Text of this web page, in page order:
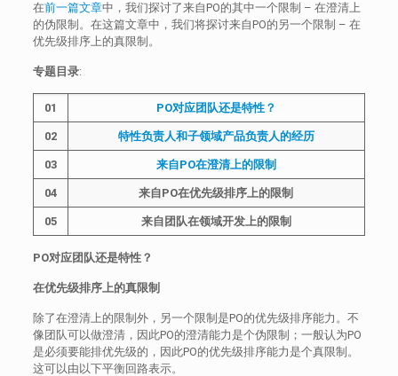
在前一篇文章中，我们探讨了来自PO的其中一个限制 – 在澄清上
的伪限制。在这篇文章中，我们将探讨来自PO的另一个限制 – 在
优先级排序上的真限制。
专题目录:
01 PO对应团队还是特性？
02 特性负责人和子领域产品负责人的经历
03 来自PO在澄清上的限制
04 来自PO在优先级排序上的限制
05 来自团队在领域开发上的限制
PO对应团队还是特性？
在优先级排序上的真限制
除了在澄清上的限制外，另一个限制是PO的优先级排序能力。不
像团队可以做澄清，因此PO的澄清能力是个伪限制；一般认为PO
是必须要能排优先级的，因此PO的优先级排序能力是个真限制。
这可以由以下平衡回路表示。